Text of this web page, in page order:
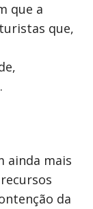
que a
que,
ainda mais
da